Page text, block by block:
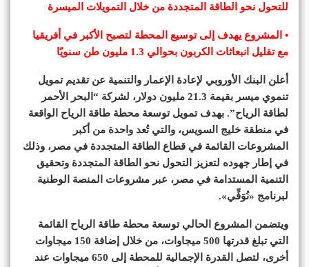
للتحول نحو الطاقة المتجددة من خلال التمويلات الميسرة
• المشروع يهدف إلى توسيع المحطة لتصبح الأكبر في أفريقيا
مع تقليل انبعاثات الكربون بحوالي 1.3 مليون طن سنويًا
أعلن البنك الأوروبي لإعادة الإعمار والتنمية عن تقديم تمويل
تنموي ميسر بقيمة 21.3 مليون دولار، لشركة “البحر الأحمر
لطاقة الرياح”. بهدف تمويل توسعة محطة طاقة الرياح الواقعة
في منطقة خليج السويس، والتي تُعد واحدة من أكبر
المشروعات القائمة في قطاع الطاقة المتجددة في مصر، وذلك
في إطار جهوده لتعزيز التحول نحو الطاقة المتجددة وتحقيق
التنمية المستدامة في مصر، عبر مشروعات المنصة الوطنية
لبرنامج «نُوَفِّي».
ويتضمن المشروع الحالي توسعة محطة طاقة الرياح القائمة
التي تبلغ قدرتها 500 ميجاوات، من خلال إضافة 150 ميجاوات
أخرى، لتصل القدرة الإجمالية للمحطة إلى 650 ميجاوات عند